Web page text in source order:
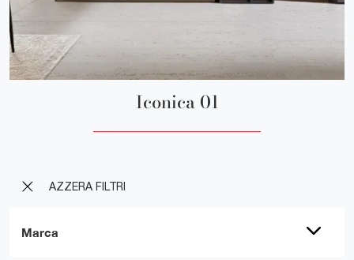
AZZERA FILTRI
Marca
Iconica 01